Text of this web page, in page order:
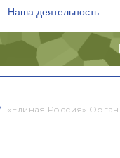
Наша деятельность
«Единая Россия»